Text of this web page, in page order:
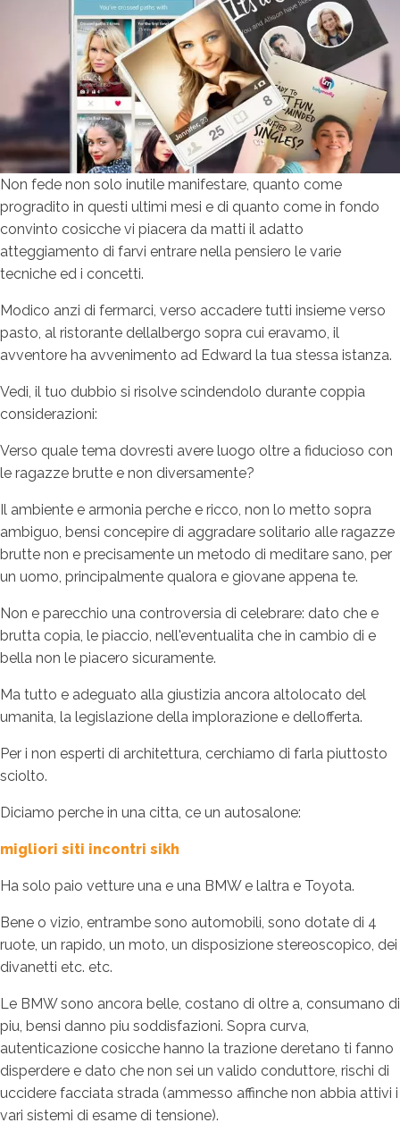
Non fede non solo inutile manifestare, quanto come
progradito in questi ultimi mesi e di quanto come in fondo
convinto cosicche vi piacera da matti il adatto
atteggiamento di farvi entrare nella pensiero le varie
tecniche ed i concetti.
Modico anzi di fermarci, verso accadere tutti insieme verso
pasto, al ristorante dellalbergo sopra cui eravamo, il
avventore ha avvenimento ad Edward la tua stessa istanza.
Vedi, il tuo dubbio si risolve scindendolo durante coppia
considerazioni:
Verso quale tema dovresti avere luogo oltre a fiducioso con
le ragazze brutte e non diversamente?
Il ambiente e armonia perche e ricco, non lo metto sopra
ambiguo, bensi concepire di aggradare solitario alle ragazze
brutte non e precisamente un metodo di meditare sano, per
un uomo, principalmente qualora e giovane appena te.
Non e parecchio una controversia di celebrare: dato che e
brutta copia, le piaccio, nell'eventualita che in cambio di e
bella non le piacero sicuramente.
Ma tutto e adeguato alla giustizia ancora altolocato del
umanita, la legislazione della implorazione e dellofferta.
Per i non esperti di architettura, cerchiamo di farla piuttosto
sciolto.
Diciamo perche in una citta, ce un autosalone:
migliori siti incontri sikh
Ha solo paio vetture una e una BMW e laltra e Toyota.
Bene o vizio, entrambe sono automobili, sono dotate di 4
ruote, un rapido, un moto, un disposizione stereoscopico, dei
divanetti etc. etc.
Le BMW sono ancora belle, costano di oltre a, consumano di
piu, bensi danno piu soddisfazioni. Sopra curva,
autenticazione cosicche hanno la trazione deretano ti fanno
disperdere e dato che non sei un valido conduttore, rischi di
uccidere facciata strada (ammesso affinche non abbia attivi i
vari sistemi di esame di tensione).